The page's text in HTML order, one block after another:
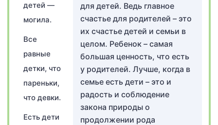
детей —
могила.
Все
равные
детки, что
пареньки,
что девки.
Есть дети
для детей. Ведь главное
счастье для родителей – это
их счастье детей и семьи в
целом. Ребенок – самая
большая ценность, что есть
у родителей. Лучше, когда в
семье есть дети – это и
радость и соблюдение
закона природы о
продолжении рода